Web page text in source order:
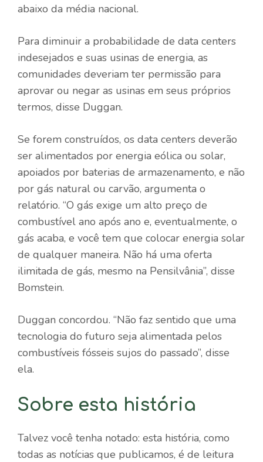
abaixo da média nacional.
Para diminuir a probabilidade de data centers
indesejados e suas usinas de energia, as
comunidades deveriam ter permissão para
aprovar ou negar as usinas em seus próprios
termos, disse Duggan.
Se forem construídos, os data centers deverão
ser alimentados por energia eólica ou solar,
apoiados por baterias de armazenamento, e não
por gás natural ou carvão, argumenta o
relatório. “O gás exige um alto preço de
combustível ano após ano e, eventualmente, o
gás acaba, e você tem que colocar energia solar
de qualquer maneira. Não há uma oferta
ilimitada de gás, mesmo na Pensilvânia”, disse
Bomstein.
Duggan concordou. “Não faz sentido que uma
tecnologia do futuro seja alimentada pelos
combustíveis fósseis sujos do passado”, disse
ela.
Sobre esta história
Talvez você tenha notado: esta história, como
todas as notícias que publicamos, é de leitura